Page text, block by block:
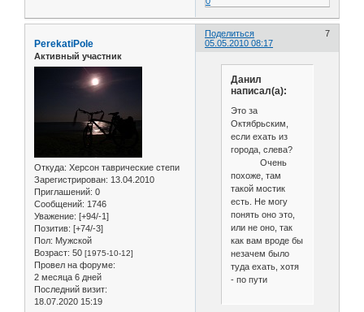
Поделиться
7
05.05.2010 08:17
PerekatiPole
Активный участник
Откуда: Херсон таврические степи
Зарегистрирован: 13.04.2010
Приглашений: 0
Сообщений: 1746
Уважение: [+94/-1]
Позитив: [+74/-3]
Пол: Мужской
Возраст: 50 [1975-10-12]
Провел на форуме:
2 месяца 6 дней
Последний визит:
18.07.2020 15:19
Данил
написал(а):
Это за
Октябрьским,
если ехать из
города, слева?
Очень
похоже, там
такой мостик
есть. Не могу
понять оно это,
или не оно, так
как вам вроде бы
незачем было
туда ехать, хотя
- по пути